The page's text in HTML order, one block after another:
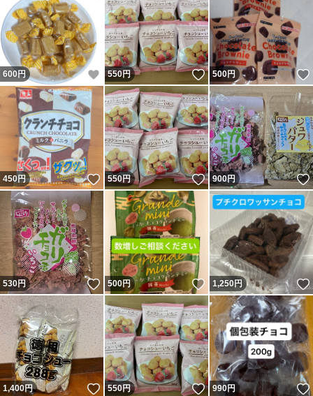
600円 いいね！
550円 いいね！
500円
450円 いいね！
550円 いいね！
900円
530円 いいね！
500円 いいね！
1,250円
1,400円 いいね！
550円 いいね！
990円